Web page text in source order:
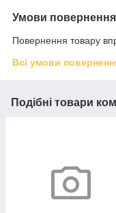
Умови повернення
Повернення товару
Всі умови
Подібні товари